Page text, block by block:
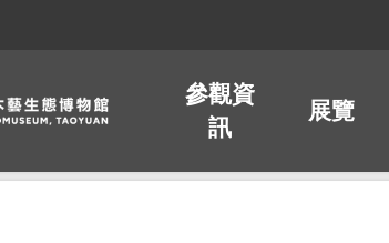
參觀資
訊
展覽